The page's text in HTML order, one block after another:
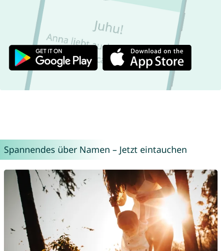
Spannendes über Namen – Jetzt eintauchen